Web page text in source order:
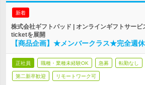
新着
株式会社ギフトパッド | オンラインギフトサー
ticketを展開
【商品企画】★メンバークラス★完全週
正社員 職種・業種未経験OK 急募 転勤なし
第二新卒歓迎 リモートワーク可